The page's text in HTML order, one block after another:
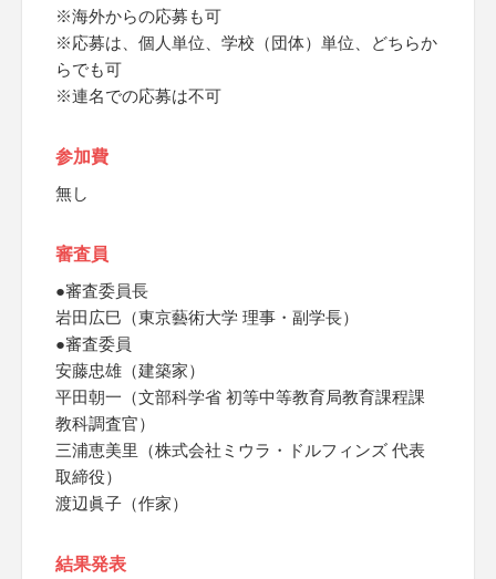
※海外からの応募も可
※応募は、個人単位、学校（団体）単位、どちらか
らでも可
※連名での応募は不可
参加費
無し
審査員
●審査委員長
岩田広巳（東京藝術大学 理事・副学長）
●審査委員
安藤忠雄（建築家）
平田朝一（文部科学省 初等中等教育局教育課程課
教科調査官）
三浦恵美里（株式会社ミウラ・ドルフィンズ 代表
取締役）
渡辺眞子（作家）
結果発表